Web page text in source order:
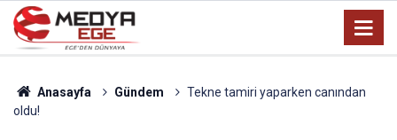
Anasayfa Gündem
Tekne tamiri yaparken canından
oldu!